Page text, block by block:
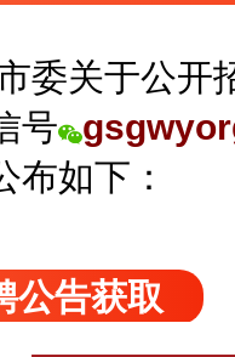
委关于公开
号
布如下：
公告获取